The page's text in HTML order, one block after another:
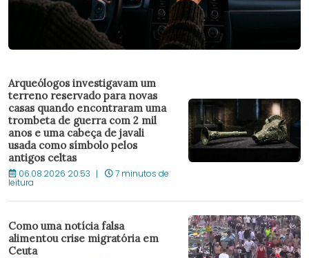
Arqueólogos investigavam um
terreno reservado para novas
casas quando encontraram uma
trombeta de guerra com 2 mil
anos e uma cabeça de javali
usada como símbolo pelos
antigos celtas
06.08.2026 20:53 7 minutos de
leitura
Como uma notícia falsa
alimentou crise migratória em
Ceuta